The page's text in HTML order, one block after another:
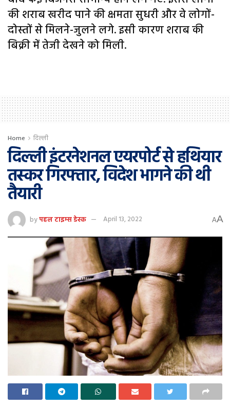
की शराब खरीद पाने की क्षमता सुधरी और वे लोगों-
दोस्तों से मिलने-जुलने लगे. इसी कारण शराब की
बिक्री में तेजी देखने को मिली.
Home दिल्ली
दिल्ली इंटरनेशनल एयरपोर्ट से हथियार
तस्कर गिरफ्तार, विदेश भागने की थी
तैयारी
byपहल टाइम्स डेस्क April 13, 2022 AA